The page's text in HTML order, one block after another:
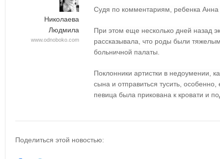
Николаева
Людмила
www.odnoboko.com
Судя по комментариям, ребенка
При этом еще несколько дней назад
рассказывала, что роды были
больничной палаты.
Поклонники артистки в недоумении,
сына и отправиться тусить,
певица была прикована к кровати и
Поделиться этой новостью: